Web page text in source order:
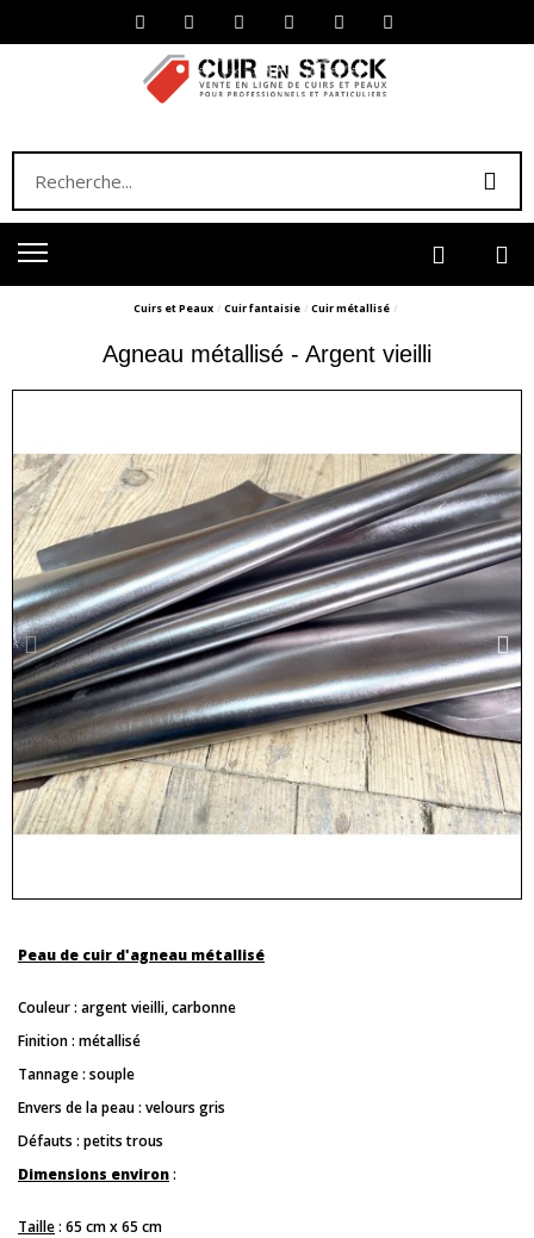
Cuirs et Peaux Cuir fantaisie Cuir métallisé
Agneau métallisé - Argent vieilli
Peau de cuir d'agneau métallisé
Couleur : argent vieilli, carbonne
Finition : métallisé
Tannage : souple
Envers de la peau : velours gris
Défauts : petits trous
Dimensions environ:
Taille: 65 cm x 65 cm